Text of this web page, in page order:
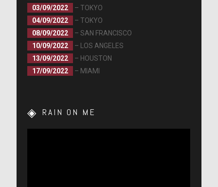
03/09/2022
– TOKYO
04/09/2022
– TOKYO
08/09/2022
– SAN FRANCISCO
10/09/2022
– LOS ANGELES
13/09/2022
– HOUSTON
17/09/2022
– MIAMI
RAIN ON ME